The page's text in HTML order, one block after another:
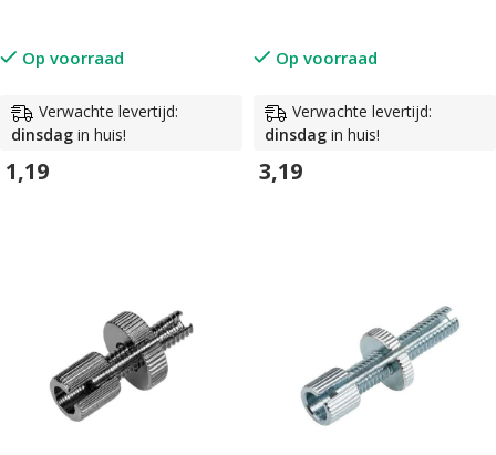
Op voorraad
Verwachte levertijd:
dinsdag in huis!
1,19
Op voorraad
Verwachte levertijd:
dinsdag in huis!
3,19